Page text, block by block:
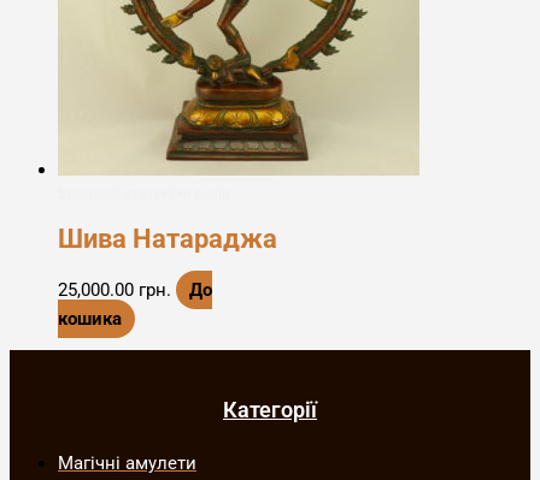
Шива Натараджа
25,000.00 грн.
До
кошика
Категорії
Магічні амулети